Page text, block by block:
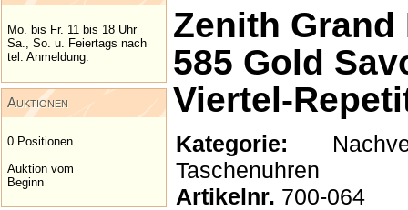
Mo. bis Fr. 11 bis 18 Uhr
Sa., So. u. Feiertags nach
tel. Anmeldung.
Auktionen
0 Positionen
Auktion vom
Beginn
Zenith
585 Gold
Viertel-
Kategorie:
Taschenuhren
Artikelnr. 700-064